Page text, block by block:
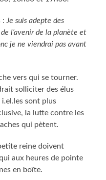
: Je suis adepte des
l’avenir de la planète et
je ne viendrai pas avant
vers qui se tourner.
solliciter des élus
sont plus
la lutte contre les
qui pètent.
reine doivent
aux heures de pointe
en boîte.